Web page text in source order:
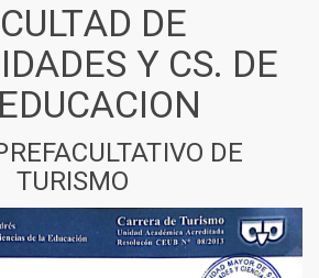
DE
Y CS. DE
DE
TURISMO